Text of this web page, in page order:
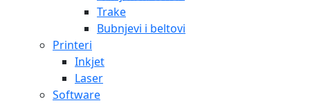
Trake
Bubnjevi i beltovi
Printeri
Inkjet
Laser
Software